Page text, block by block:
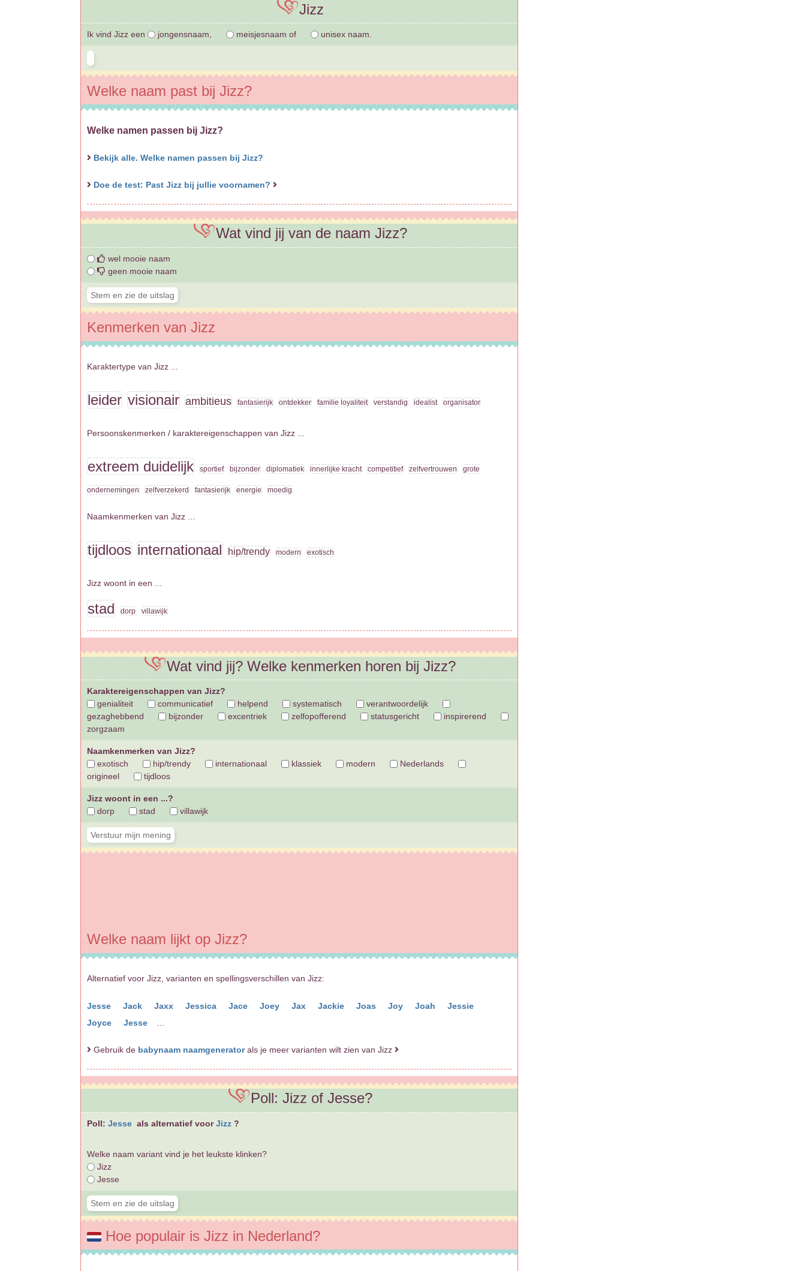
Jizz
Ik vind Jizz een jongensnaam, meisjesnaam of unisex naam.
Welke naam past bij Jizz?
Welke namen passen bij Jizz?
Bekijk alle. Welke namen passen bij Jizz?
Doe de test: Past Jizz bij jullie voornamen?
Wat vind jij van de naam Jizz?
wel mooie naam
geen mooie naam
Kenmerken van Jizz
Karaktertype van Jizz ...
leider visionair ambitieus fantasierijk ontdekker familie loyaliteit verstandig idealist organisator
Persoonskenmerken / karaktereigenschappen van Jizz ...
extreem duidelijk sportief bijzonder diplomatiek innerlijke kracht competitief zelfvertrouwen grote
ondernemingen zelfverzekerd fantasierijk energie moedig
Naamkenmerken van Jizz ...
tijdloos internationaal hip/trendy modern exotisch
Jizz woont in een ...
stad dorp villawijk
Wat vind jij? Welke kenmerken horen bij Jizz?
Karaktereigenschappen van Jizz?
genialiteit
communicatief helpend systematisch
verantwoordelijk
gezaghebbend
bijzonder excentriek zelfopofferend statusgericht
inspirerend
zorgzaam
Naamkenmerken van Jizz?
exotisch
hip/trendy internationaal klassiek modern
Nederlands
origineel
tijdloos
Jizz woont in een ...?
dorp
stad villawijk
Welke naam lijkt op Jizz?
Alternatief voor Jizz, varianten en spellingsverschillen van Jizz:
Jesse Jack Jaxx Jessica Jace Joey Jax Jackie Joas Joy Joah
Jessie
Joyce
Jesse
Gebruik de babynaam naamgeneratorals je meer varianten wilt zien van Jizz
Poll: Jizz of Jesse?
Poll: Jesse als alternatief voorJizz ?
Welke naam variant vind je het leukste klinken?
Jizz
Jesse
Hoe populair is Jizz in Nederland?